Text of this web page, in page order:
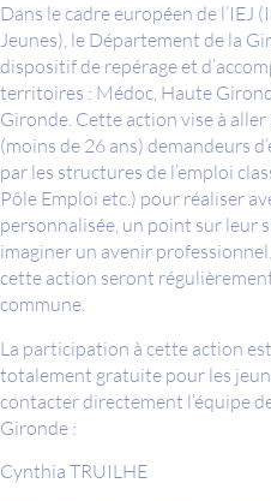
Dans le cadre européen de l’IEJ
Jeunes), le Département de la
dispositif de repérage et
territoires : Médoc, Haute
Gironde. Cette action vise à
(moins de 26 ans) demandeurs
par les structures de l’emploi
Pôle Emploi etc.) pour réaliser
personnalisée, un point sur leur
imaginer un avenir
cette action seront
commune.
La participation à cette action
totalement gratuite pour les
contacter directement l’équipe
Gironde :
Cynthia TRUILHE